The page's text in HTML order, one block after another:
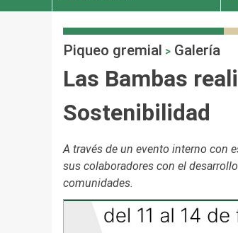
Piqueo gremial > Galería
Las Bambas
Sostenibilidad
A través de un evento interno con
sus colaboradores con el
comunidades.